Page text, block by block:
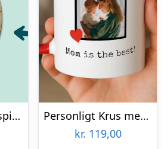
Personligt puslespil med Billede – Rundt
Personligt Krus med Foto & Kærlig Tekst
kr. 119,00